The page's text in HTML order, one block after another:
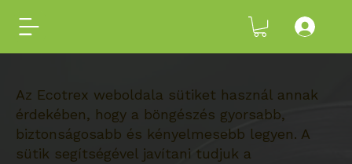
Az Ecotrex weboldala sütiket használ annak
érdekében, hogy a böngészés gyorsabb,
biztonságosabb és kényelmesebb legyen. A
sütik segítségével javítani tudjuk a